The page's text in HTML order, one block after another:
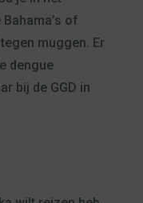
of
muggen. Er
dengue
bij de GGD in